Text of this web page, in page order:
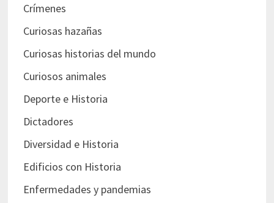
Crímenes
Curiosas hazañas
Curiosas historias del mundo
Curiosos animales
Deporte e Historia
Dictadores
Diversidad e Historia
Edificios con Historia
Enfermedades y pandemias